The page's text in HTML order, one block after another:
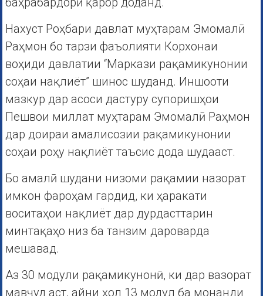
Нахуст Роҳбари давлат муҳтарам Эмомалӣ
Раҳмон бо тарзи фаъолияти Корхонаи
воҳиди давлатии “Маркази рақамикунонии
соҳаи нақлиёт” шинос шуданд. Иншооти
мазкур дар асоси дастуру супоришҳои
Пешвои миллат муҳтарам Эмомалӣ Раҳмон
дар доираи амалисозии рақамикунонии
соҳаи роҳу нақлиёт таъсис дода шудааст.
Бо амалӣ шудани низоми рақамии назорат
имкон фароҳам гардид, ки ҳаракати
воситаҳои нақлиёт дар дурдасттарин
минтақаҳо низ ба танзим дароварда
мешавад.
Аз 30 модули рақамикунонӣ, ки дар вазорат
мавҷуд аст, айни ҳол 13 модул ба монанди